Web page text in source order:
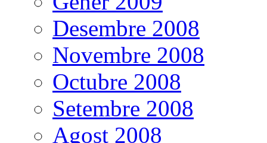
Desembre 2008
Novembre 2008
Octubre 2008
Setembre 2008
Agost 2008